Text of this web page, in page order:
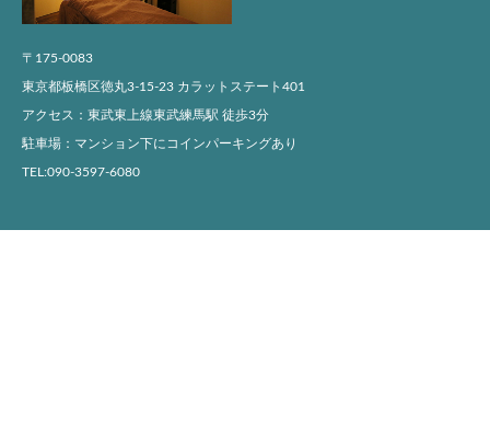
〒175-0083
東京都板橋区徳丸3-15-23 カラットステート401
アクセス：東武東上線東武練馬駅 徒歩3分
駐車場：マンション下にコインパーキングあり
TEL:090-3597-6080